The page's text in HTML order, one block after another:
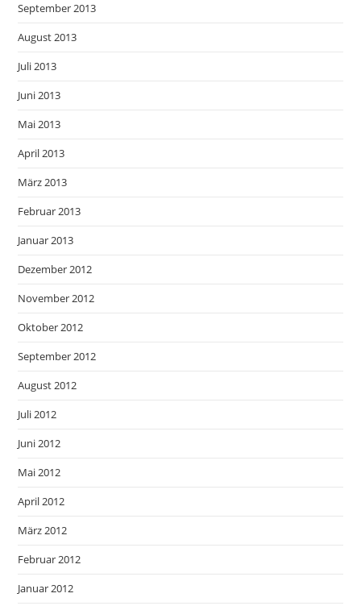
September 2013
August 2013
Juli 2013
Juni 2013
Mai 2013
April 2013
März 2013
Februar 2013
Januar 2013
Dezember 2012
November 2012
Oktober 2012
September 2012
August 2012
Juli 2012
Juni 2012
Mai 2012
April 2012
März 2012
Februar 2012
Januar 2012